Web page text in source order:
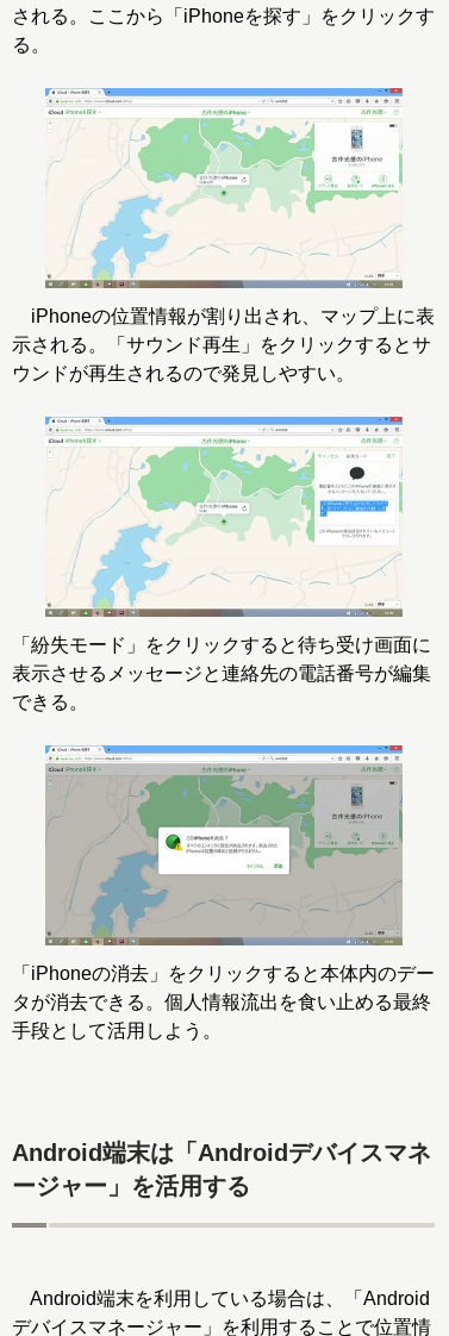
される。ここから「iPhoneを探す」をクリックす
る。
iPhoneの位置情報が割り出され、マップ上に表
示される。「サウンド再生」をクリックするとサ
ウンドが再生されるので発見しやすい。
「紛失モード」をクリックすると待ち受け画面に
表示させるメッセージと連絡先の電話番号が編集
できる。
「iPhoneの消去」をクリックすると本体内のデー
タが消去できる。個人情報流出を食い止める最終
手段として活用しよう。
Android端末は「Androidデバイスマネ
ージャー」を活用する
Android端末を利用している場合は、「Android
デバイスマネージャー」を利用することで位置情